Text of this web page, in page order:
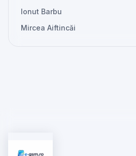
Ionut Barbu
Mircea Aiftincăi